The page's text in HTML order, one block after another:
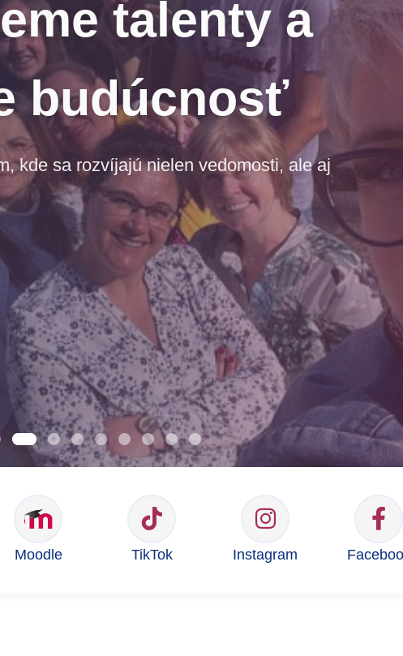
talenty a
budúcnosť
kde sa rozvíjajú nielen vedomosti, ale aj
Moodle TikTok Instagram